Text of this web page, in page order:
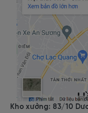
Kho xưởng: 83/10